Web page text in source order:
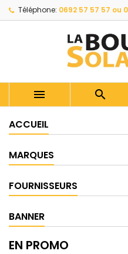
Téléphone: 0692 57 57 57 ou
 
ACCUEIL
MARQUES
FOURNISSEURS
BANNER
EN PROMO